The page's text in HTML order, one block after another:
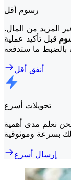
رسوم أقل
المزيد من المال.
قبل تأكيد عملية
أنفق أقل
تحويلات أسرع
نعلم مدى أهمية
إرسال أسرع